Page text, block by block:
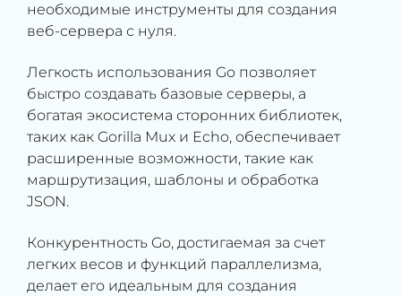
необходимые инструменты для создания
веб-сервера с нуля.
Легкость использования Go позволяет
быстро создавать базовые серверы, а
богатая экосистема сторонних библиотек,
таких как Gorilla Mux и Echo, обеспечивает
расширенные возможности, такие как
маршрутизация, шаблоны и обработка
JSON.
Конкурентность Go, достигаемая за счет
легких весов и функций параллелизма,
делает его идеальным для создания